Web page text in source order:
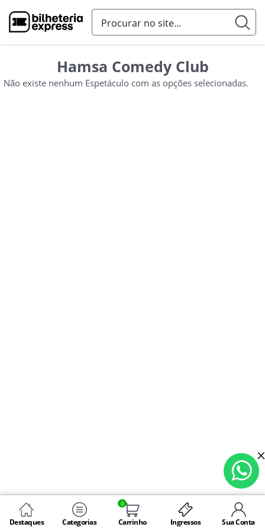
Destaques Categorias
0
Carrinho Ingressos Sua Conta
Hamsa Comedy Club
Não existe nenhum Espetáculo com as opções selecionadas.